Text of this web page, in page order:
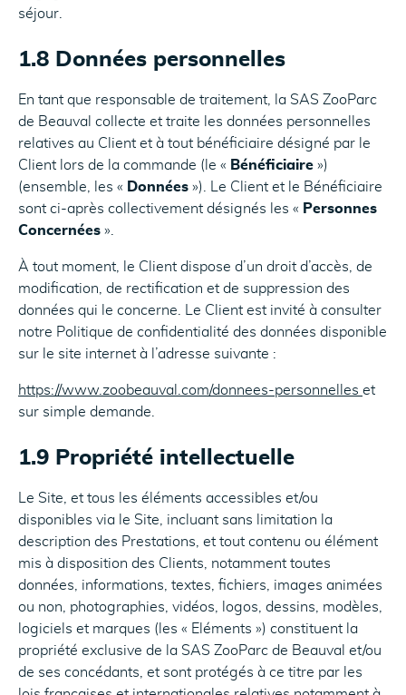
séjour.
1.8 Données personnelles
En tant que responsable de traitement, la SAS ZooParc
de Beauval collecte et traite les données personnelles
relatives au Client et à tout bénéficiaire désigné par le
Client lors de la commande (le « Bénéficiaire »)
(ensemble, les « Données »). Le Client et le Bénéficiaire
sont ci-après collectivement désignés les « Personnes
Concernées ».
À tout moment, le Client dispose d’un droit d’accès, de
modification, de rectification et de suppression des
données qui le concerne. Le Client est invité à consulter
notre Politique de confidentialité des données disponible
sur le site internet à l’adresse suivante :
https://www.zoobeauval.com/donnees-personnelles et
sur simple demande.
1.9 Propriété intellectuelle
Le Site, et tous les éléments accessibles et/ou
disponibles via le Site, incluant sans limitation la
description des Prestations, et tout contenu ou élément
mis à disposition des Clients, notamment toutes
données, informations, textes, fichiers, images animées
ou non, photographies, vidéos, logos, dessins, modèles,
logiciels et marques (les « Eléments ») constituent la
propriété exclusive de la SAS ZooParc de Beauval et/ou
de ses concédants, et sont protégés à ce titre par les